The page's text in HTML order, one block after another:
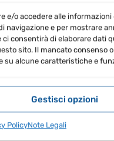
e/o accedere alle informazioni
navigazione e per mostrare
consentirà di elaborare dati
sito. Il mancato consenso
su alcune caratteristiche e
Gestisci opzioni
PolicyNote Legali